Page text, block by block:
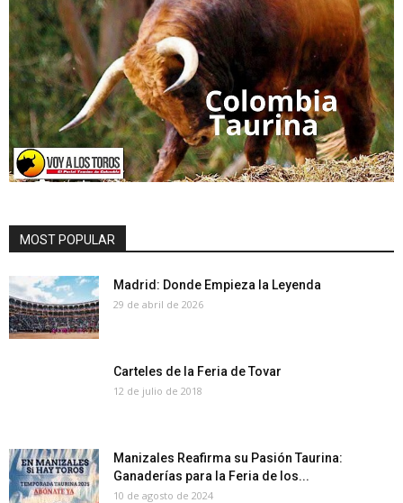
MOST POPULAR
Madrid: Donde Empieza la Leyenda
29 de abril de 2026
Carteles de la Feria de Tovar
12 de julio de 2018
Manizales Reafirma su Pasión Taurina:
Ganaderías para la Feria de los...
10 de agosto de 2024